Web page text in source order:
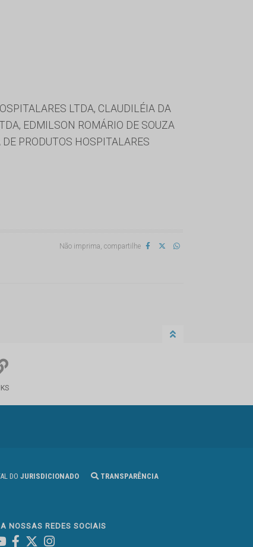
LTDA, CLAUDILÉIA DA
EDMILSON ROMÁRIO DE SOUZA
PRODUTOS HOSPITALARES
Não imprima, compartilhe
DO JURISDICIONADO TRANSPARÊNCIA
NOSSAS REDES SOCIAIS
In
Youtube
FacebookInstagram